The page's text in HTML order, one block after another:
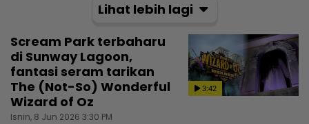
Lihat lebih lagi
3:42
Scream Park terbaharu
di Sunway Lagoon,
fantasi seram tarikan
The (Not-So) Wonderful
Wizard of Oz
Isnin, 8 Jun 2026 3:30 PM